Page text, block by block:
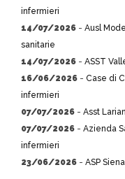
infermieri
14/07/2026 - Ausl
sanitarie
14/07/2026 - ASST
16/06/2026 - Case di
infermieri
07/07/2026 - Asst
07/07/2026 - Azienda
infermieri
23/06/2026 - ASP